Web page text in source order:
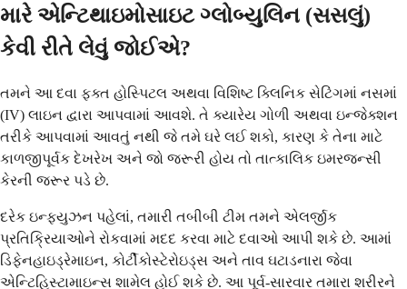
મારે એન્ટિથાઇમોસાઇટ ગ્લોબ્યુલિન (સસલું)
કેવી રીતે લેવું જોઈએ?
તમને આ દવા ફક્ત હોસ્પિટલ અથવા વિશિષ્ટ ક્લિનિક સેટિંગમાં નસમાં
(IV) લાઇન દ્વારા આપવામાં આવશે. તે ક્યારેય ગોળી અથવા ઇન્જેક્શન
તરીકે આપવામાં આવતું નથી જે તમે ઘરે લઈ શકો, કારણ કે તેના માટે
કાળજીપૂર્વક દેખરેખ અને જો જરૂરી હોય તો તાત્કાલિક ઇમરજન્સી
કેરની જરૂર પડે છે.
દરેક ઇન્ફ્યુઝન પહેલાં, તમારી તબીબી ટીમ તમને એલર્જીક
પ્રતિક્રિયાઓને રોકવામાં મદદ કરવા માટે દવાઓ આપી શકે છે. આમાં
ડિફેનહાઇડ્રેમાઇન, કોર્ટીકોસ્ટેરોઇડ્સ અને તાવ ઘટાડનારા જેવા
એન્ટિહિસ્ટામાઇન્સ શામેલ હોઈ શકે છે. આ પૂર્વ-સારવાર તમારા શરીરને